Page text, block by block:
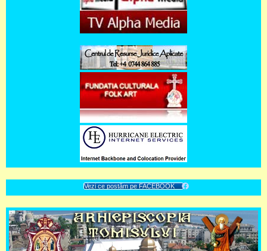
Vezi ce postăm pe FACEBOOK